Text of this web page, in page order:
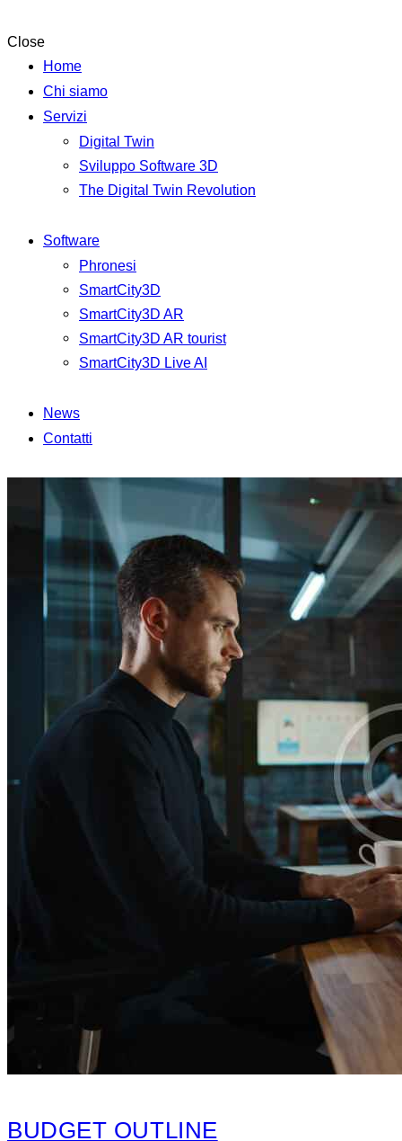
Close
Home
Chi siamo
Servizi
Digital Twin
Sviluppo Software 3D
The Digital Twin Revolution
Software
Phronesi
SmartCity3D
SmartCity3D AR
SmartCity3D AR tourist
SmartCity3D Live AI
News
Contatti
BUDGET OUTLINE